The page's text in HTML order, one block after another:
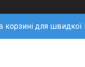
корзині для швидкої